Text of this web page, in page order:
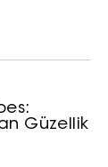
Güzellik